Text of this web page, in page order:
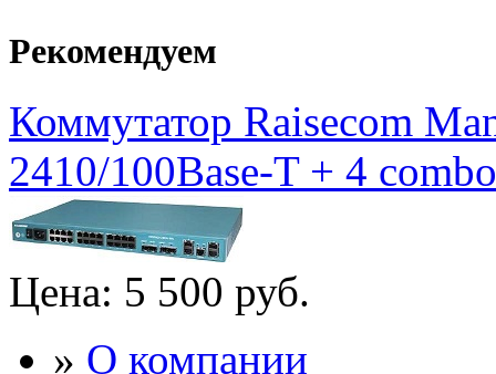
Рекомендуем
Коммутатор Raisecom
2410/100Base-T + 4
Цена: 5 500 руб.
» О компании